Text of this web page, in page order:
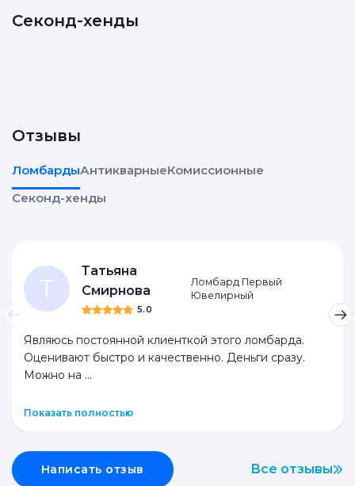
Секонд-хенды
Отзывы
ЛомбардыАнтикварныеКомиссионные
Секонд-хенды
Все отзывы
Т
Татьяна
Смирнова
5.0
Ломбард Первый
Ювелирный
Являюсь постоянной клиенткой этого ломбарда.
Оценивают быстро и качественно. Деньги сразу.
Можно на ...
Показать полностью
Написать отзыв